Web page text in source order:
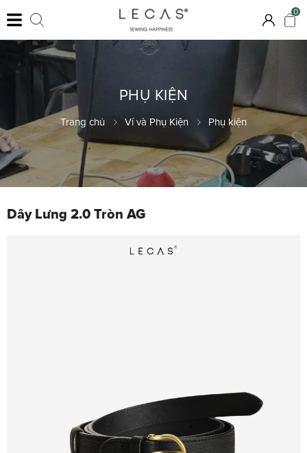
0
PHỤ KIỆN
Trang chủ Ví và Phụ Kiện Phụ kiện
Dây Lưng 2.0 Tròn AG